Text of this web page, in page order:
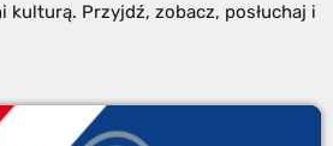
kulturą. Przyjdź, zobacz, posłuchaj i